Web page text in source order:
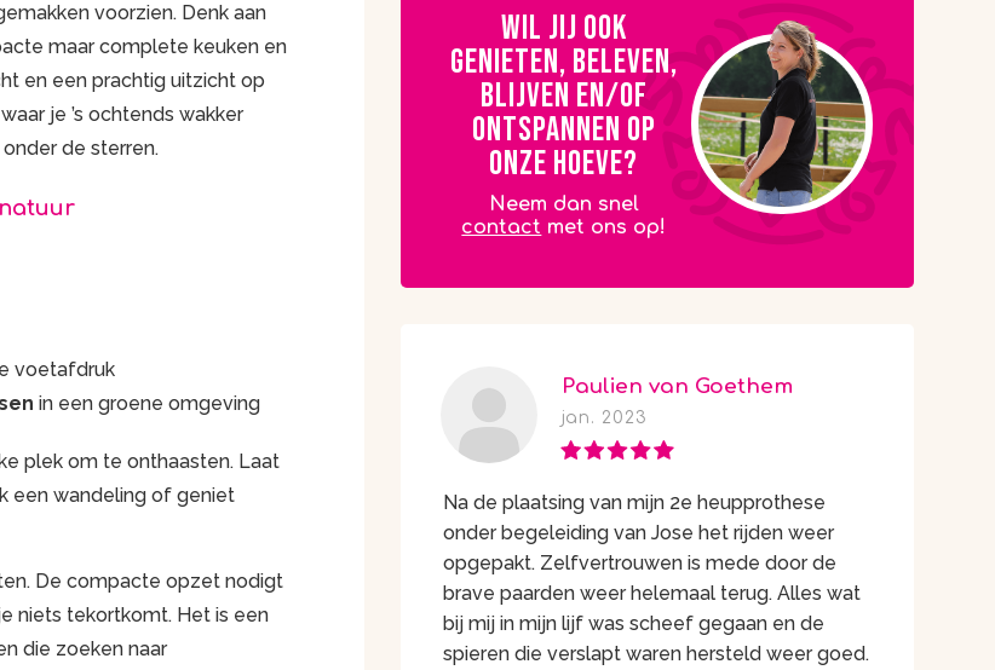
voorzien. Denk aan
maar complete keuken en
en een prachtig uitzicht op
je ’s ochtends wakker
de sterren.
voetafdruk
in een groene omgeving
plek om te onthaasten. Laat
een wandeling of geniet
De compacte opzet nodigt
niets tekortkomt. Het is een
die zoeken naar
Wil jij ook
genieten, beleven,
blijven en/of
ontspannen op
onze Hoeve?
Neem dan snel
contact met ons op!
Paulien van Goethem
jan. 2023
Na de plaatsing van mijn 2e heupprothese
onder begeleiding van Jose het rijden weer
opgepakt. Zelfvertrouwen is mede door de
brave paarden weer helemaal terug. Alles wat
bij mij in mijn lijf was scheef gegaan en de
spieren die verslapt waren hersteld weer goed.